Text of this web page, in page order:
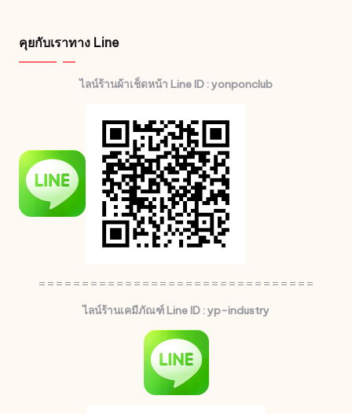
คุยกับเราทาง Line
ไลน์ร้านผ้าเช็ดหน้า Line ID : yonponclub
================================
ไลน์ร้านเคมีภัณฑ์ Line ID : yp-industry